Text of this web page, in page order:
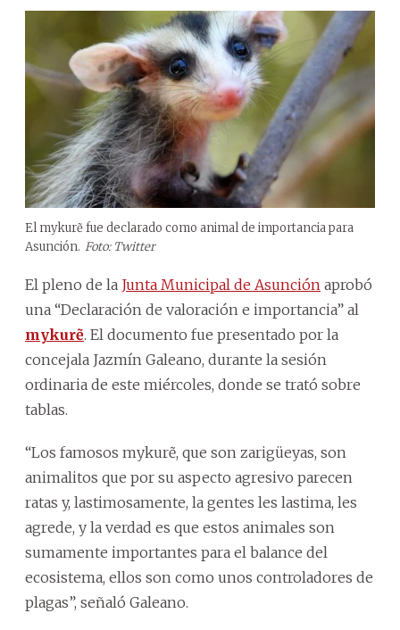
El mykurẽ fue declarado como animal de importancia para
Asunción. Foto: Twitter
El pleno de la Junta Municipal de Asunción aprobó
una “Declaración de valoración e importancia” al
mykurẽ. El documento fue presentado por la
concejala Jazmín Galeano, durante la sesión
ordinaria de este miércoles, donde se trató sobre
tablas.
“Los famosos mykurẽ, que son zarigüeyas, son
animalitos que por su aspecto agresivo parecen
ratas y, lastimosamente, la gentes les lastima, les
agrede, y la verdad es que estos animales son
sumamente importantes para el balance del
ecosistema, ellos son como unos controladores de
plagas”, señaló Galeano.